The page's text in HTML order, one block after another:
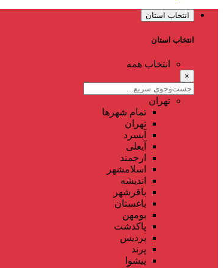
انتخاب استان
انتخاب استان
انتخاب همه
×
تهران
تمام شهر‌ها
تهران
آبسرد
آبعلی
ارجمند
اسلامشهر
اندیشه
باقرشهر
باغستان
بومهن
پاکدشت
پردیس
پرند
پیشوا